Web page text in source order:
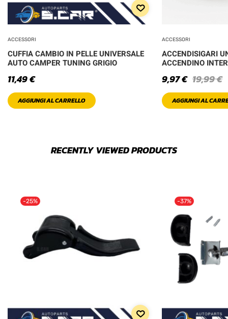
ACCESSORI
CUFFIA CAMBIO IN PELLE UNIVERSALE
AUTO CAMPER TUNING GRIGIO
11,49€
AGGIUNGI AL CARRELLO
ACCESSORI
ACCENDISIGARI
ACCENDINO
19,99€
9,97€
AGGIUNGI AL
RECENTLY VIEWED PRODUCTS
-25% -37%